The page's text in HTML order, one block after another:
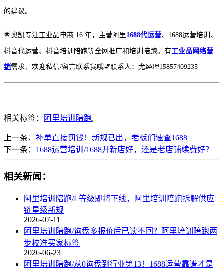
的建议。
🌟奥凯专注工业品电商 16 年，主营阿里1688代运营、1688运营培训、
抖音代运营、抖音培训陪跑等全网推广和培训陪跑。有工业品网络营
销需求，欢迎私信/留言联系我哦💕联系人：尤经理15857409235
相关标签： 阿里培训陪跑,
上一条： 补单直接罚钱！新规已出，老板们速查1688
下一条： 1688运营培训/1688开新店好，还是老店铺续费好？
相关新闻：
阿里培训陪跑/L等级即将下线，阿里培训陪跑拆解供应
链星级新规
2026-07-11
阿里培训陪跑/询盘多报价后已读不回？阿里培训陪跑两
步校准买家标签
2026-06-23
阿里培训陪跑/从0询盘到行业第13！1688运营靠谱才是